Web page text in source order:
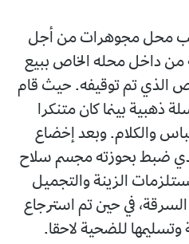
محل مجوهرات من أجل
من داخل محله الخاص ببيع
الذي تم توقيفه. حيث قام
ذهبية بينما كان متنكرا
والكلام. وبعد إخضاع
ضبط بحوزته مجسم سلاح
الزينة والتجميل
في حين تم استرجاع
للضحية لاحقا.